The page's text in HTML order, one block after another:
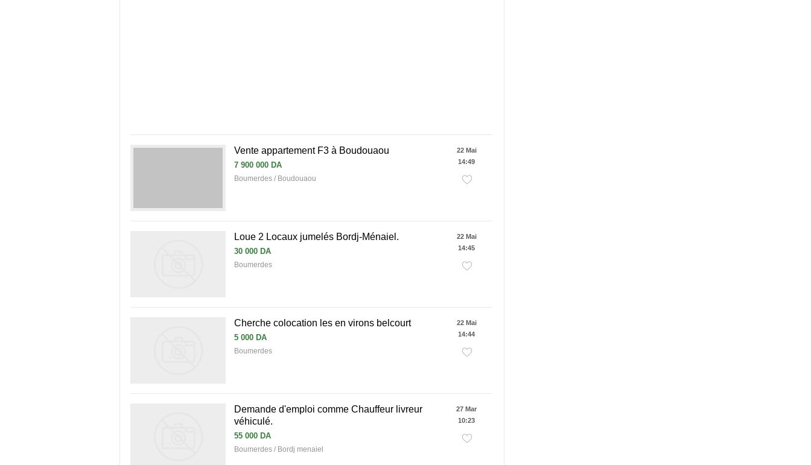
Vente appartement F3 à Boudouaou
7 900 000 DA
Boumerdes / Boudouaou
22 Mai
14:49
Loue 2 Locaux jumelés Bordj-Ménaiel.
30 000 DA
Boumerdes
22 Mai
14:45
Cherche colocation les en virons belcourt
5 000 DA
Boumerdes
22 Mai
14:44
Demande d'emploi comme Chauffeur livreur
véhiculé.
55 000 DA
Boumerdes / Bordj menaiel
27 Mar
10:23